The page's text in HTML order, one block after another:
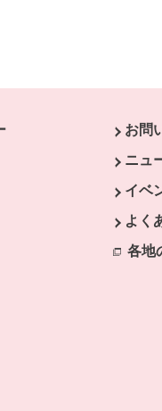
。
ィンドウで開きます。
別のウィンドウで開きます。
お問
ニュ
イベ
よく
各地